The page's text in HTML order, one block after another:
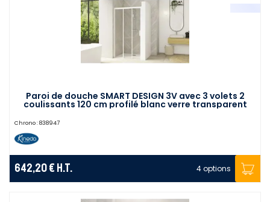
Paroi de douche SMART DESIGN 3V avec 3 volets 2
coulissants 120 cm profilé blanc verre transparent
Chrono : 838947
642,20 € H.T. 4 options